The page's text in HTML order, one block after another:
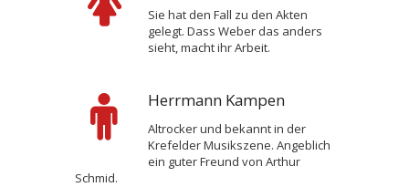
Sie hat den Fall zu den Akten
gelegt. Dass Weber das anders
sieht, macht ihr Arbeit.
Herrmann Kampen
Altrocker und bekannt in der
Krefelder Musikszene. Angeblich
ein guter Freund von Arthur
Schmid.